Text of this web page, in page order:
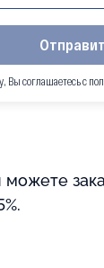
Вы соглашаетесь с